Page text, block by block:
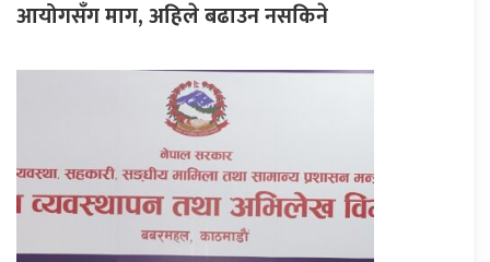
आयोगसँग माग, अहिले बढाउन नसकिने